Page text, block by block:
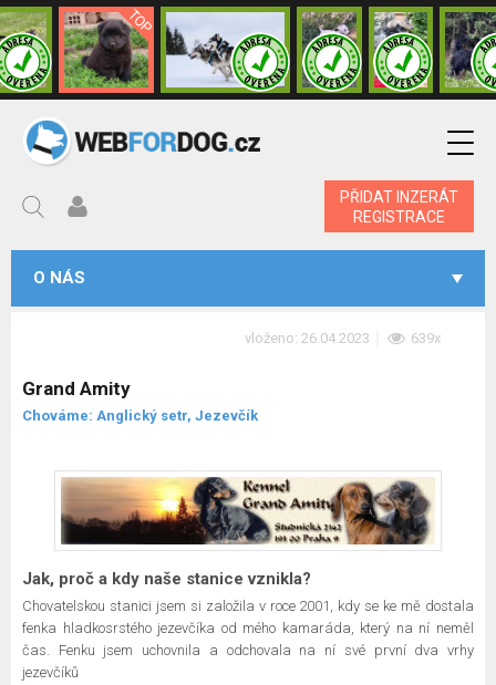
PŘIDAT INZERÁT
REGISTRACE
O NÁS
vloženo: 26.04.2023 639x
Grand Amity
Chováme: Anglický setr, Jezevčík
Jak, proč a kdy naše stanice vznikla?
Chovatelskou stanici jsem si založila v roce 2001, kdy se ke mě dostala
fenka hladkosrstého jezevčíka od mého kamaráda, který na ní neměl
čas. Fenku jsem uchovnila a odchovala na ní své první dva vrhy
jezevčíků